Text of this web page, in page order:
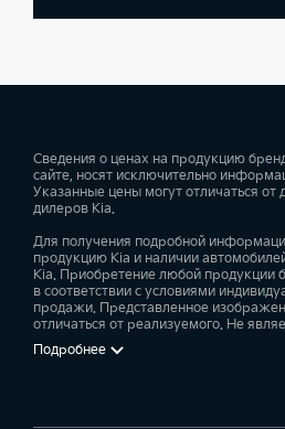
Сведения о ценах на продукцию
сайте, носят исключительно
Указанные цены могут отличаться от
дилеров Kia.
Для получения подробной
продукцию Kia и наличии
Kia. Приобретение любой продукции
в соответствии с условиями
продажи. Представленное
отличаться от реализуемого. Не
Подробнее